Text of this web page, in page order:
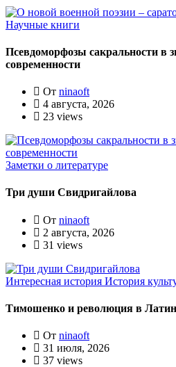
Научные книги
Псевдоморфозы сакральности в
современности
От ninaoft
4 августа, 2026
23 views
Заметки о литературе
Три души Свидригайлова
От ninaoft
2 августа, 2026
31 views
Интересная история История
Тимошенко и революция в
От ninaoft
31 июля, 2026
37 views